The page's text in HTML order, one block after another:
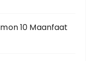
10 Maanfaat